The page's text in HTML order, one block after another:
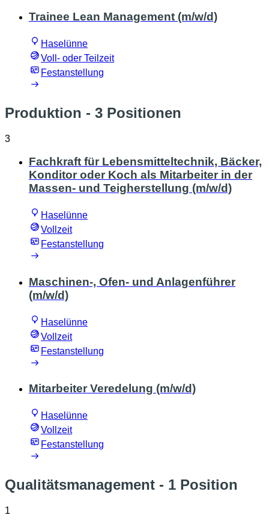
Trainee Lean Management (m/w/d)
Haselünne
Voll- oder Teilzeit
Festanstellung
Produktion - 3 Positionen
3
Fachkraft für Lebensmitteltechnik, Bäcker,
Konditor oder Koch als Mitarbeiter in der
Massen- und Teigherstellung (m/w/d)
Haselünne
Vollzeit
Festanstellung
Maschinen-, Ofen- und Anlagenführer
(m/w/d)
Haselünne
Vollzeit
Festanstellung
Mitarbeiter Veredelung (m/w/d)
Haselünne
Vollzeit
Festanstellung
Qualitätsmanagement - 1 Position
1